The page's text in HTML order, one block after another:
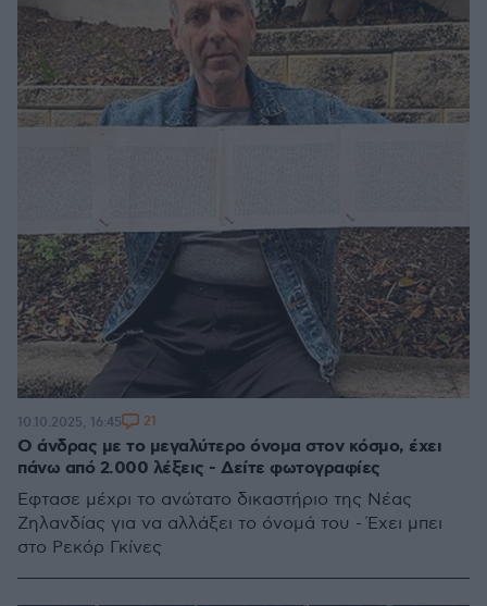
Ο άνδρας με το μεγαλύτερο όνομα στον κόσμο, έχει
πάνω από 2.000 λέξεις - Δείτε φωτογραφίες
Έφτασε μέχρι το ανώτατο δικαστήριο της Νέας
Ζηλανδίας για να αλλάξει το όνομά του - Έχει μπει
στο Ρεκόρ Γκίνες
10.10.2025, 16:45 21